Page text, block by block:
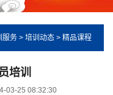
服务 > 培训动态 > 精品课程
培训
03-25 08:32:30